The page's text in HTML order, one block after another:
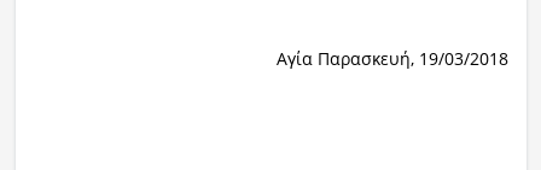
Αγία Παρασκευή, 19/03/2018